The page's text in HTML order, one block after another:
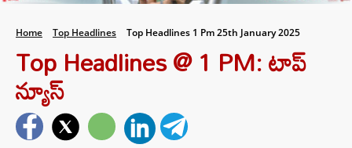
Home Top Headlines Top Headlines 1 Pm 25th January 2025
Top Headlines @ 1 PM: టాప్‌
న్యూస్‌